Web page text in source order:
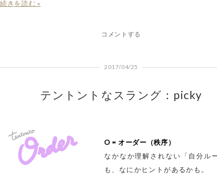
続きを読む »
コメントする
2017/04/25
テントントなスラング：picky
O = オーダー（秩序）
なかなか理解されない「自分ル
も、なにかヒントがあるかも。